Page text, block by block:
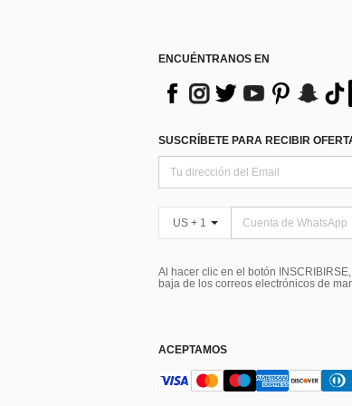
ENCUÉNTRANOS EN
SUSCRÍBETE PARA RECIBIR
US + 1
Al hacer clic en el botón
baja de los correos electrónicos de
ACEPTAMOS